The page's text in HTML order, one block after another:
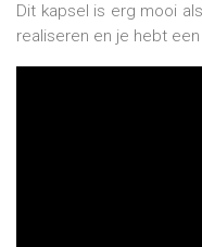
Dit kapsel is erg mooi
realiseren en je hebt